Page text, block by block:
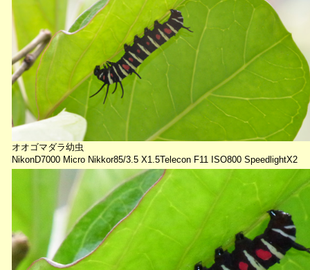
オオゴマダラ幼虫
NikonD7000 Micro Nikkor85/3.5 X1.5Telecon F11 ISO800 SpeedlightX2